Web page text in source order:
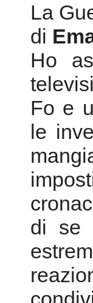
La
di
Ho
Fo e
le
di se